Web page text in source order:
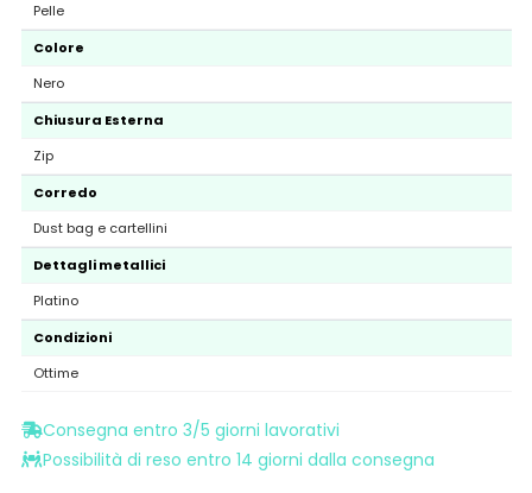
Pelle
Colore
Nero
Chiusura Esterna
Zip
Corredo
Dust bag e cartellini
Dettagli metallici
Platino
Condizioni
Ottime
Consegna entro 3/5 giorni lavorativi
Possibilità di reso entro 14 giorni dalla consegna